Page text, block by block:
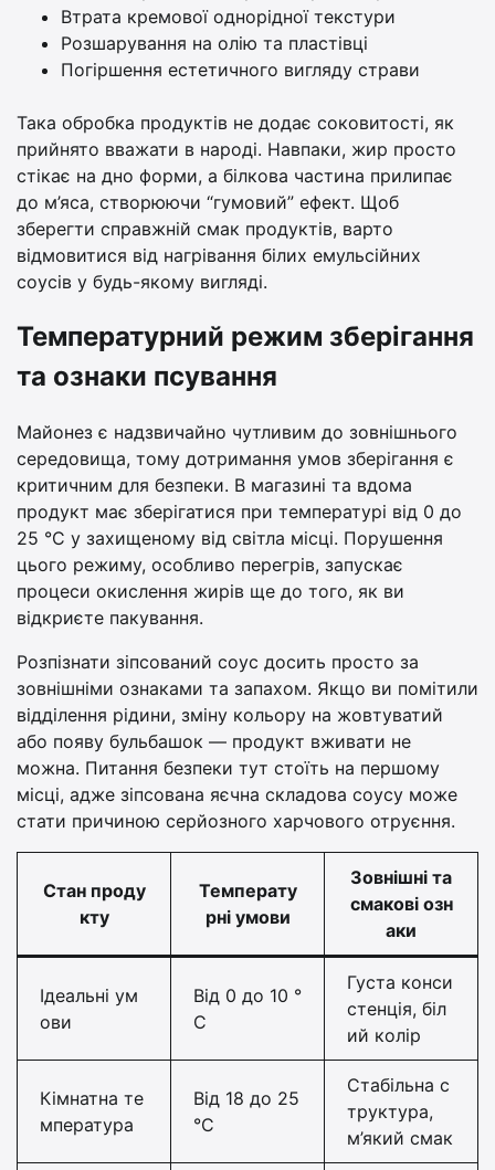
Втрата кремової однорідної текстури
Розшарування на олію та пластівці
Погіршення естетичного вигляду страви
Така обробка продуктів не додає соковитості, як
прийнято вважати в народі. Навпаки, жир просто
стікає на дно форми, а білкова частина прилипає
до м’яса, створюючи “гумовий” ефект. Щоб
зберегти справжній смак продуктів, варто
відмовитися від нагрівання білих емульсійних
соусів у будь-якому вигляді.
Температурний режим зберігання
та ознаки псування
Майонез є надзвичайно чутливим до зовнішнього
середовища, тому дотримання умов зберігання є
критичним для безпеки. В магазині та вдома
продукт має зберігатися при температурі від 0 до
25 °С у захищеному від світла місці. Порушення
цього режиму, особливо перегрів, запускає
процеси окислення жирів ще до того, як ви
відкриєте пакування.
Розпізнати зіпсований соус досить просто за
зовнішніми ознаками та запахом. Якщо ви помітили
відділення рідини, зміну кольору на жовтуватий
або появу бульбашок — продукт вживати не
можна. Питання безпеки тут стоїть на першому
місці, адже зіпсована яєчна складова соусу може
стати причиною серйозного харчового отруєння.
Стан проду
кту
Температу
рні умови
Зовнішні та
смакові озн
аки
Ідеальні ум
ови
Від 0 до 10 °
С
Густа конси
стенція, біл
ий колір
Кімнатна те
мпература
Від 18 до 25
°С
Стабільна с
труктура,
м’який смак